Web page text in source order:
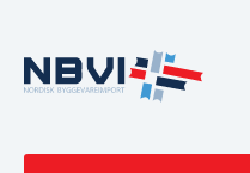
innholdet